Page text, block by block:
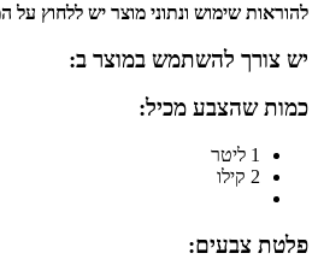
להוראות שימוש ונתוני מוצר יש ללחוץ
יש צורך להשתמש במוצר ב:
כמות שהצבע מכיל:
1 ליטר
2 קילו
פלטת צבעים: